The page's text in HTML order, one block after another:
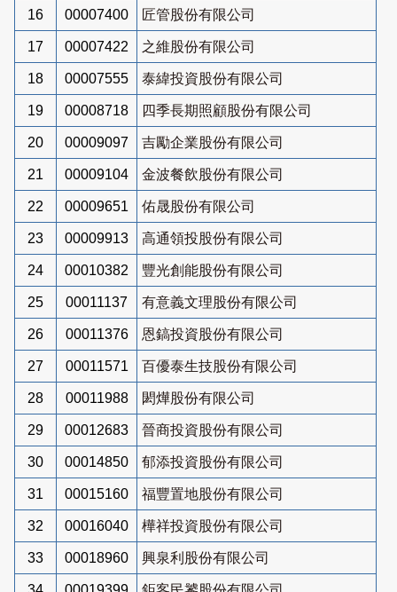
16 00007400 匠管股份有限公司
17 00007422 之維股份有限公司
18 00007555 泰緯投資股份有限公司
19 00008718 四季長期照顧股份有限公司
20 00009097 吉勵企業股份有限公司
21 00009104 金波餐飲股份有限公司
22 00009651 佑晟股份有限公司
23 00009913 高通領投股份有限公司
24 00010382 豐光創能股份有限公司
25 00011137 有意義文理股份有限公司
26 00011376 恩鎬投資股份有限公司
27 00011571 百優泰生技股份有限公司
28 00011988 閎燁股份有限公司
29 00012683 晉商投資股份有限公司
30 00014850 郁添投資股份有限公司
31 00015160 福豐置地股份有限公司
32 00016040 樺祥投資股份有限公司
33 00018960 興泉利股份有限公司